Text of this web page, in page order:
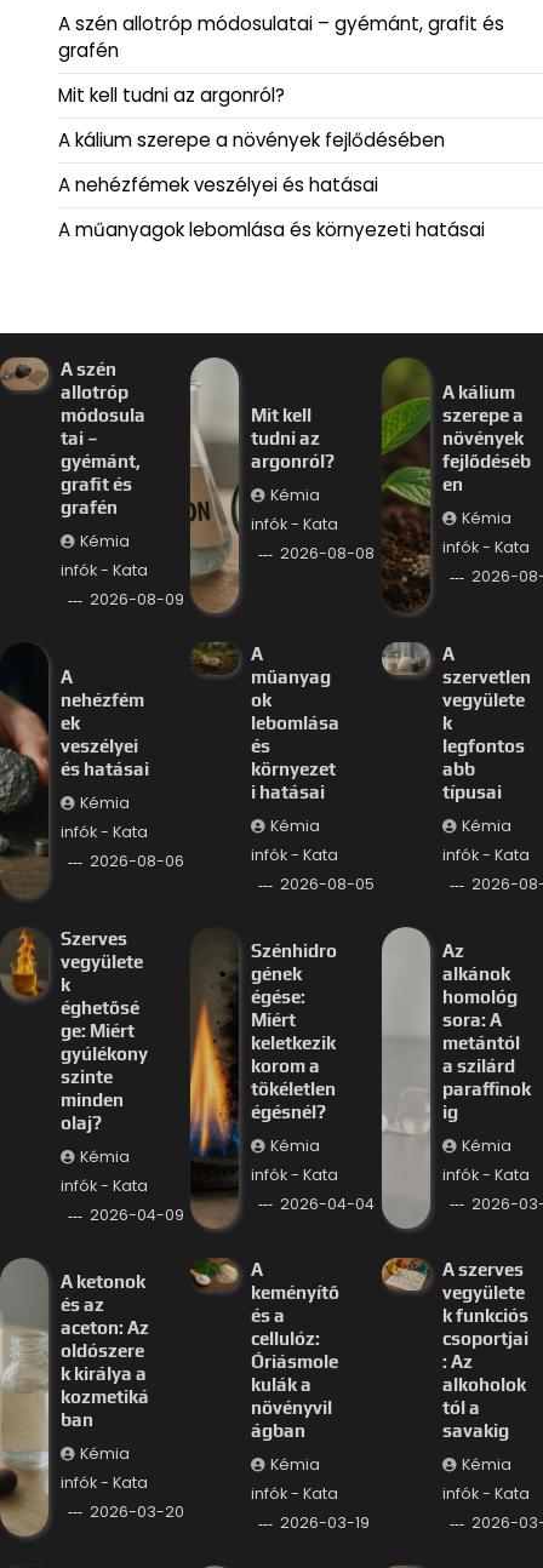
A szén allotróp módosulatai – gyémánt, grafit és
grafén
Mit kell tudni az argonról?
A kálium szerepe a növények fejlődésében
A nehézfémek veszélyei és hatásai
A műanyagok lebomlása és környezeti hatásai
A szén
allotróp
módosula
tai –
gyémánt,
grafit és
grafén
Kémia
infók - Kata
2026-08-09
Mit kell
tudni az
argonról?
Kémia
infók - Kata
2026-08-08
A kálium
szerepe a
növények
fejlődéséb
en
Kémia
infók - Kata
2026-
A
nehézfém
ek
veszélyei
és hatásai
Kémia
infók - Kata
2026-08-06
A
műanyag
ok
lebomlása
és
környezet
i hatásai
Kémia
infók - Kata
2026-08-05
A
szervetlen
vegyülete
k
legfontos
abb
típusai
Kémia
infók - Kata
2026-
Szerves
vegyülete
k
éghetősé
ge: Miért
gyúlékony
szinte
minden
olaj?
Kémia
infók - Kata
2026-04-09
Szénhidro
gének
égése:
Miért
keletkezik
korom a
tökéletlen
égésnél?
Kémia
infók - Kata
2026-04-04
Az
alkánok
homológ
sora: A
metántól
a szilárd
paraffinok
ig
Kémia
infók - Kata
2026-
A ketonok
és az
aceton: Az
oldószere
k királya a
kozmetiká
ban
Kémia
infók - Kata
2026-03-20
A
keményítő
és a
cellulóz:
Óriásmole
kulák a
növényvil
ágban
Kémia
infók - Kata
2026-03-19
A szerves
vegyülete
k funkciós
csoportjai
: Az
alkoholok
tól a
savakig
Kémia
infók - Kata
2026-